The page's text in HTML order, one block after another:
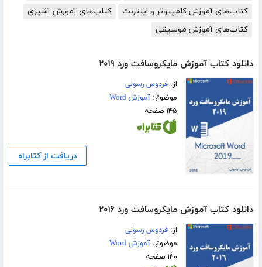
کتاب‌های آموزش کامپیوتر و اینترنت
کتاب‌های آموزش آشپزی
کتاب‌های آموزش موسیقی
دانلود کتاب آموزش مایکروسافت ورد ۲۰۱۹
از:فردوس رسولی
موضوع:آموزش Word
۱۴۵ صفحه
دریافت از کتابراه
دانلود کتاب آموزش مایکروسافت ورد ۲۰۱۶
از:فردوس رسولی
موضوع:آموزش Word
۱۴۰ صفحه